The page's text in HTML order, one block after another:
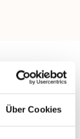
Über Cookies